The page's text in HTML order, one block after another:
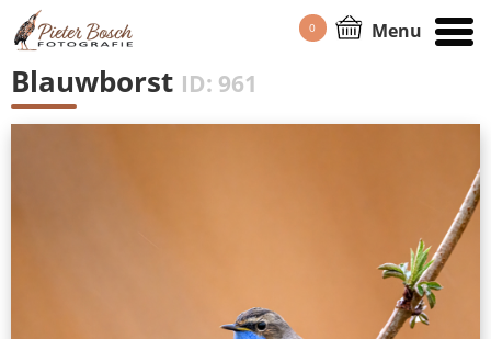
0 Menu
HOME/PORTFOLIO
Blauwborst ID: 961